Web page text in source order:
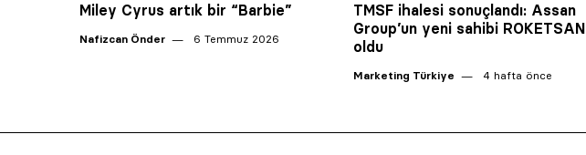
Miley Cyrus artık bir “Barbie”
Nafizcan Önder 6 Temmuz 2026
TMSF ihalesi sonuçlandı: Assan
Group’un yeni sahibi ROKETSAN
oldu
Marketing Türkiye 4 hafta önce